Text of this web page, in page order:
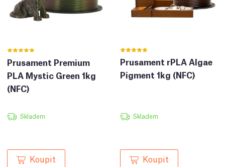
Prusament Premium
PLA Mystic Green 1kg
(NFC)
Skladem
Koupit
Prusament rPLA Algae
Pigment 1kg (NFC)
Skladem
Koupit